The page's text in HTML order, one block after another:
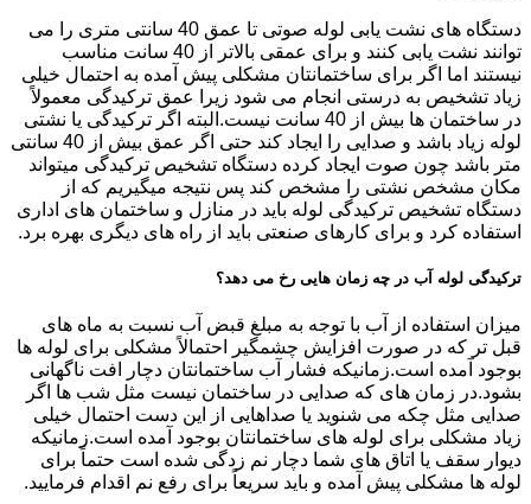
دستگاه های نشت یابی لوله صوتی تا عمق 40 سانتی متری را می
توانند نشت یابی کنند و برای عمقی بالاتر از 40 سانت مناسب
نیستند اما اگر برای ساختمانتان مشکلی پیش آمده به احتمال خیلی
زیاد تشخیص به درستی انجام می شود زیرا عمق ترکیدگی معمولاً
در ساختمان ها بیش از 40 سانت نیست.البته اگر ترکیدگی یا نشتی
لوله زیاد باشد و صدایی را ایجاد کند حتی اگر عمق بیش از 40 سانتی
متر باشد چون صوت ایجاد کرده دستگاه تشخیص ترکیدگی میتواند
مکان مشخص نشتی را مشخص کند پس نتیجه میگیریم که از
دستگاه تشخیص ترکیدگی لوله باید در منازل و ساختمان های اداری
استفاده کرد و برای کارهای صنعتی باید از راه های دیگری بهره برد.
ترکیدگی لوله آب در چه زمان هایی رخ می دهد؟
میزان استفاده از آب با توجه به مبلغ قبض آب نسبت به ماه های
قبل تر که در صورت افزایش چشمگیر احتمالاً مشکلی برای لوله ها
بوجود آمده است.زمانیکه فشار آب ساختمانتان دچار افت ناگهانی
بشود.در زمان های که صدایی در ساختمان نیست مثل شب ها اگر
صدایی مثل چکه می شنوید یا صداهایی از این دست احتمال خیلی
زیاد مشکلی برای لوله های ساختمانتان بوجود آمده است.زمانیکه
دیوار سقف یا اتاق های شما دچار نم زدگی شده است حتماً برای
لوله ها مشکلی پیش آمده و باید سریعاً برای رفع نم اقدام فرمایید.